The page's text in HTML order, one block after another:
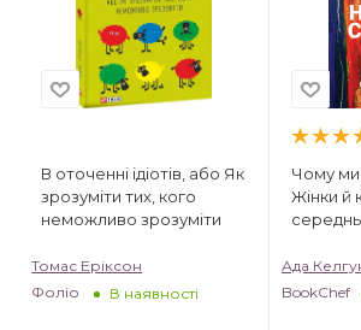
В оточенні ідіотів, або Як
зрозуміти тих, кого
неможливо зрозуміти
Томас Еріксон
Фоліо
В наявності
Чому
Жінки й
Ада
BookChef